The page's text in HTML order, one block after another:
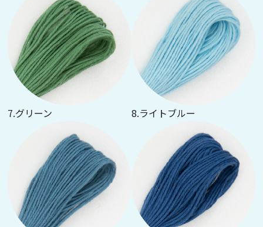
7.グリーン 8.ライトブルー